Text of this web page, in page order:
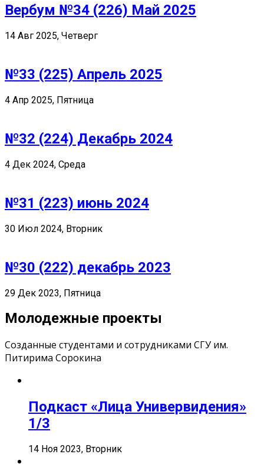
Вербум №34 (226) Май 2025
14 Авг 2025, Четверг
№33 (225) Апрель 2025
4 Апр 2025, Пятница
№32 (224) Декабрь 2024
4 Дек 2024, Среда
№31 (223) июнь 2024
30 Июл 2024, Вторник
№30 (222) декабрь 2023
29 Дек 2023, Пятница
Молодежные проекты
Созданные студентами и сотрудниками СГУ им.
Питирима Сорокина
Подкаст «Лица Универвидения»
1/3
14 Ноя 2023, Вторник